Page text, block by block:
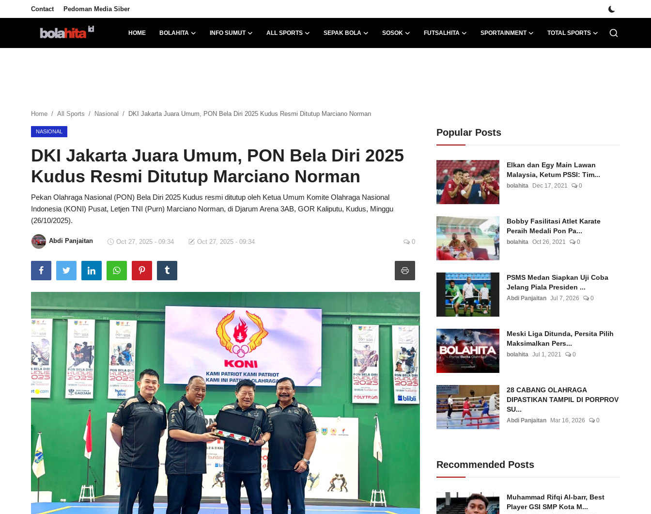
Contact Pedoman Media Siber
HOME BOLAHITA INFO SUMUT ALL SPORTS SEPAK BOLA SOSOK FUTSALHITA SPORTAINMENT TOTAL SPORTS
All Sports
Sportainment
Pedoman Media Siber
Home All Sports Nasional DKI Jakarta Juara Umum, PON Bela Diri 2025 Kudus Resmi Ditutup Marciano Norman
NASIONAL
DKI Jakarta Juara Umum, PON Bela Diri 2025
Kudus Resmi Ditutup Marciano Norman
Pekan Olahraga Nasional (PON) Bela Diri 2025 Kudus resmi ditutup oleh Ketua Umum Komite Olahraga Nasional
Indonesia (KONI) Pusat, Letjen TNI (Purn) Marciano Norman, di Djarum Arena 3AB, GOR Kaliputu, Kudus, Minggu
(26/10/2025).
Abdi Panjaitan Oct 27, 2025 - 09:34 Oct 27, 2025 - 09:34 0
Popular Posts
Elkan dan Egy Main Lawan
Malaysia, Ketum PSSI: Tim...
bolahita Dec 17, 2021 0
Bobby Fasilitasi Atlet Karate
Peraih Medali Pon Pa...
bolahita Oct 26, 2021 0
PSMS Medan Siapkan Uji Coba
Jelang Piala Presiden ...
Abdi Panjaitan Jul 7, 2026 0
Meski Liga Ditunda, Persita Pilih
Maksimalkan Pers...
bolahita Jul 1, 2021 0
28 CABANG OLAHRAGA
DIPASTIKAN TAMPIL DI PORPROV
SU...
Abdi Panjaitan Mar 16, 2026 0
Recommended Posts
Muhammad Rifqi Al-barr, Best
Player GSI SMP Kota M...